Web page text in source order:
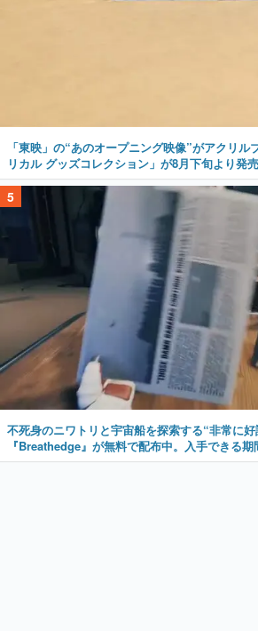
「東映」の“あのオープニング映像”がアクリル
リカル グッズコレクション」が8月下旬より発売
5
不死身のニワトリと宇宙船を探索する“非常に
『Breathedge』が無料で配布中。入手できる